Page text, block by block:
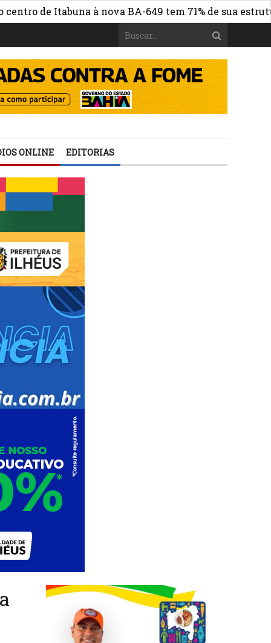
Itabuna à nova BA-649 tem 71% de sua estrutura de
ONLINE EDITORIAS